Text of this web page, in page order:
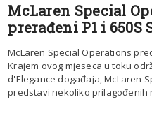
McLaren Special
prerađeni P1 i 650S
McLaren Special Operations
Krajem ovog mjeseca u toku
d'Elegance događaja, McLaren
predstavi nekoliko prilagođenih